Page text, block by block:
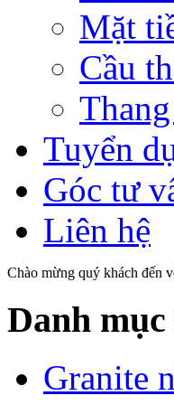
Mặt
Cầu
Tuyển
Góc tư
Liên hệ
Chào mừng quý khách đến
Danh
Granite
cư XI-Metro City
(GS-Hàn Quốc) đang
dần hiện hữu… và
nối liền khu Đô Thị
một khu vực phát
triển năng động, hiện
đại bậc nhất tại
TP.HCM.